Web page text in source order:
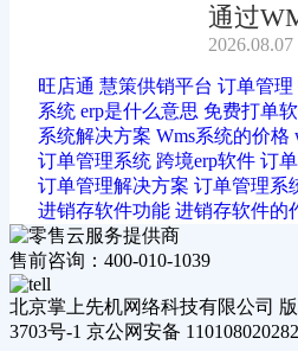
通过
升?
2026.08.07
旺店通 慧策供销平台 订单管理
系统 erp是什么意思 免费打单
系统解决方案 Wms系统的价格
订单管理系统 跨境erp软件 订
订单管理解决方案 订单管理系
进销存软件功能 进销存软件的
售前咨询：400-010-1039
北京掌上先机网络科技有限公司
3703号-1 京公网安备